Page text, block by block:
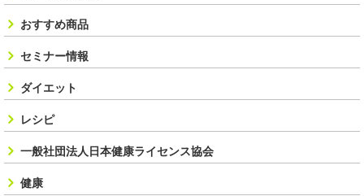
おすすめ商品
セミナー情報
ダイエット
レシピ
一般社団法人日本健康ライセンス協会
健康